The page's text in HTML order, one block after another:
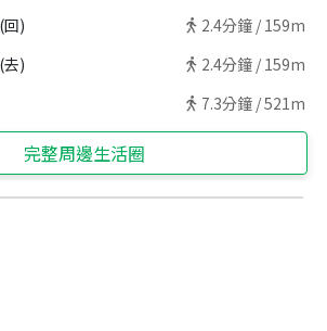
) 2.4分鐘 / 159m
) 2.4分鐘 / 159m
7.3分鐘 /521m
完整周邊生活圈